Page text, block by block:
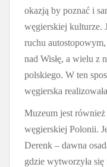
okazją by poznać i
węgierskiej kulturze.
ruchu
nad Wisłę, a wielu z
polskiego. W ten
węgierska
Muzeum jest
węgierskiej Polonii.
Derenk – dawna
gdzie wytworzyła